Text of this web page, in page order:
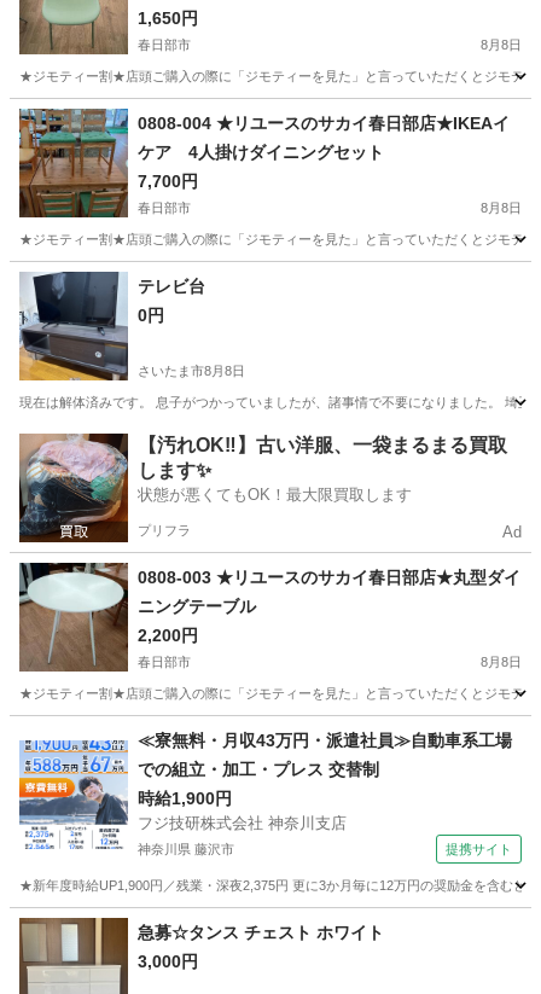
1,650円
春日部市 8月8日
★ジモティー割★店頭ご購入の際に「ジモティーを見た」と言っていただくとジモテ
埼玉 春日部市 サカイ
0808-004 ★リユースのサカイ春日部店★IKEAイ
ケア 4人掛けダイニングセット
7,700円
春日部市 8月8日
★ジモティー割★店頭ご購入の際に「ジモティーを見た」と言っていただくとジモテ
埼玉 春日部市 ダイニングセット
テレビ台
0円
さいたま市8月8日
現在は解体済みです。 息子がつかっていましたが、諸事情で不要になりました。 埼
埼玉 さいたま市 収納家具
【汚れOK‼️】古い洋服、一袋まるまる買取
します✨
状態が悪くてもOK！最大限買取します
プリフラ Ad
0808-003 ★リユースのサカイ春日部店★丸型ダイ
ニングテーブル
2,200円
春日部市 8月8日
★ジモティー割★店頭ご購入の際に「ジモティーを見た」と言っていただくとジモテ
テーブル サカイ
≪寮無料・月収43万円・派遣社員≫自動車系工場
での組立・加工・プレス 交替制
時給1,900円
フジ技研株式会社 神奈川支店
神奈川県 藤沢市 提携サイト
★新年度時給UP1,900円／残業・深夜2,375円 更に3か月毎に12万円の奨励金を含む
神奈川 藤沢市 その他
急募☆タンス チェスト ホワイト
3,000円